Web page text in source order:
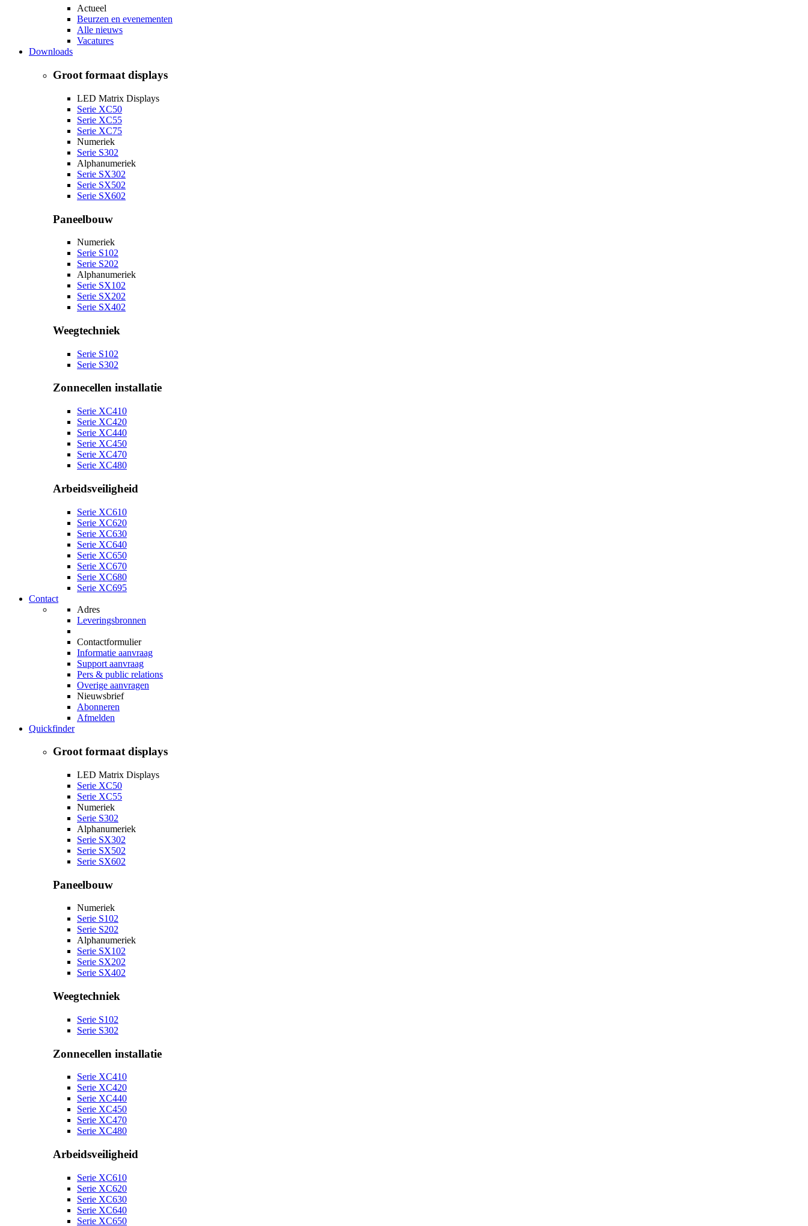
Actueel
Beurzen en evenementen
Alle nieuws
Vacatures
Downloads
Groot formaat displays
LED Matrix Displays
Serie XC50
Serie XC55
Serie XC75
Numeriek
Serie S302
Alphanumeriek
Serie SX302
Serie SX502
Serie SX602
Paneelbouw
Numeriek
Serie S102
Serie S202
Alphanumeriek
Serie SX102
Serie SX202
Serie SX402
Weegtechniek
Serie S102
Serie S302
Zonnecellen installatie
Serie XC410
Serie XC420
Serie XC440
Serie XC450
Serie XC470
Serie XC480
Arbeidsveiligheid
Serie XC610
Serie XC620
Serie XC630
Serie XC640
Serie XC650
Serie XC670
Serie XC680
Serie XC695
Contact
Adres
Leveringsbronnen
Contactformulier
Informatie aanvraag
Support aanvraag
Pers & public relations
Overige aanvragen
Nieuwsbrief
Abonneren
Afmelden
Quickfinder
Groot formaat displays
LED Matrix Displays
Serie XC50
Serie XC55
Numeriek
Serie S302
Alphanumeriek
Serie SX302
Serie SX502
Serie SX602
Paneelbouw
Numeriek
Serie S102
Serie S202
Alphanumeriek
Serie SX102
Serie SX202
Serie SX402
Weegtechniek
Serie S102
Serie S302
Zonnecellen installatie
Serie XC410
Serie XC420
Serie XC440
Serie XC450
Serie XC470
Serie XC480
Arbeidsveiligheid
Serie XC610
Serie XC620
Serie XC630
Serie XC640
Serie XC650